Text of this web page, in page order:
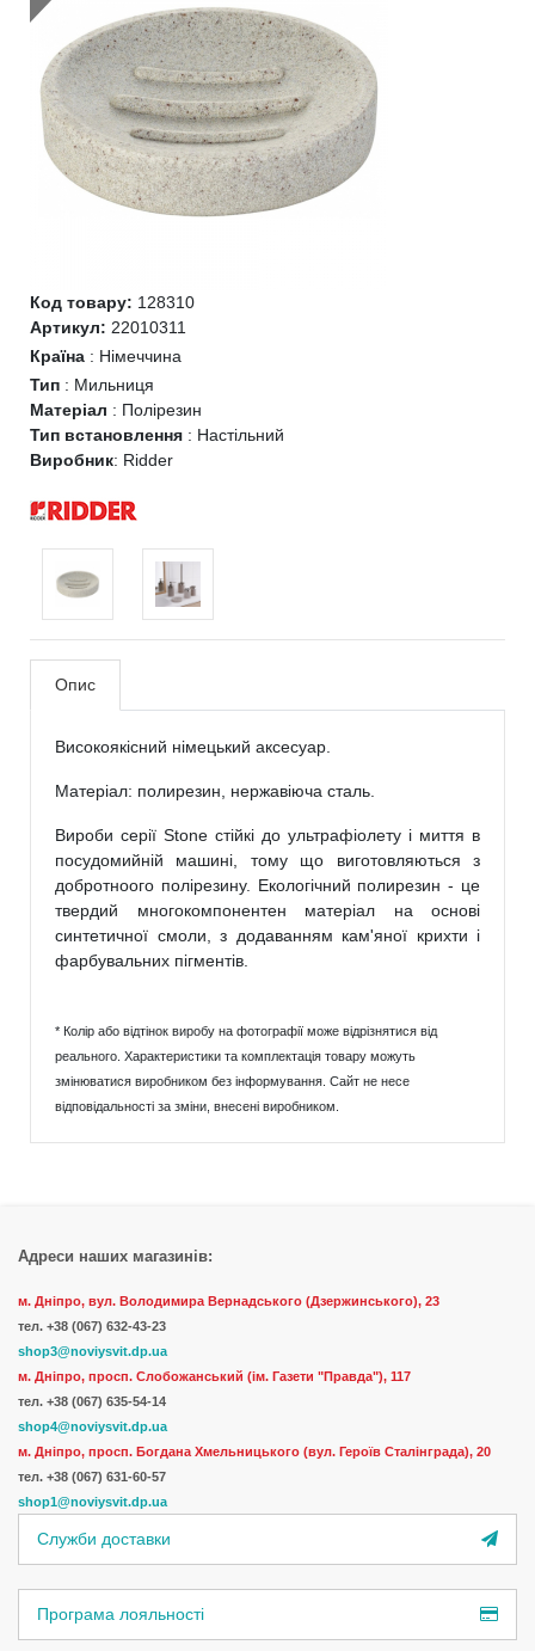
Код товару: 128310
Артикул: 22010311
Країна : Німеччина
Тип : Мильниця
Матеріал : Полірезин
Тип встановлення : Настільний
Виробник: Ridder
Опис
Високоякісний німецький аксесуар.
Матеріал: полирезин, нержавіюча сталь.
Вироби серії Stone стійкі до ультрафіолету і миття в
посудомийній машині, тому що виготовляються з
добротноого полірезину. Екологічний полирезин - це
твердий многокомпонентен матеріал на основі
синтетичної смоли, з додаванням кам'яної крихти і
фарбувальних пігментів.
* Колір або відтінок виробу на фотографії може відрізнятися від
реального. Характеристики та комплектація товару можуть
змінюватися виробником без інформування. Сайт не несе
відповідальності за зміни, внесені виробником.
Адреси наших магазинів:
м. Дніпро, вул. Володимира Вернадського (Дзержинського), 23
тел. +38 (067) 632-43-23
shop3@noviysvit.dp.ua
м. Дніпро, просп. Слобожанський (ім. Газети "Правда"), 117
тел. +38 (067) 635-54-14
shop4@noviysvit.dp.ua
м. Дніпро, просп. Богдана Хмельницького (вул. Героїв Сталінграда), 20
тел. +38 (067) 631-60-57
shop1@noviysvit.dp.ua
Служби доставки
Програма лояльності